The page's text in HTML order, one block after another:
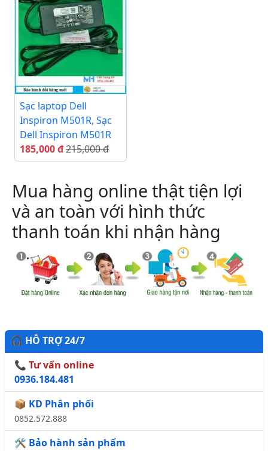
Sạc laptop Dell
Inspiron M501R, Sạc
Dell Inspiron M501R
185,000 đ215,000 đ
Mua hàng online thật tiện lợi
và an toàn với hình thức
thanh toán khi nhận hàng
🎧 HỖ TRỢ 24/7
📞 Tư vấn online
0936.184.481
📦 KD Phân phối
0852.572.888
🛠️ Bảo hành sản phẩm